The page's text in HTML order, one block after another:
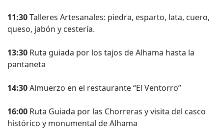
11:30Talleres Artesanales: piedra, esparto, lata, cuero,
queso, jabón y cestería.
13:30 Ruta guiada por los tajos de Alhama hasta la
pantaneta
14:30Almuerzo en el restaurante “El Ventorro”
16:00 Ruta Guiada por las Chorreras y visita del casco
histórico y monumental de Alhama